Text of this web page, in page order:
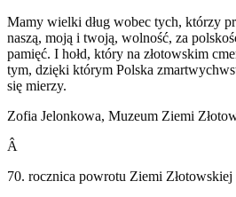
Mamy wielki dług wobec tych, którzy
naszą, moją i twoją, wolność, za
pamięć. I hołd, który na złotowskim
tym, dzięki którym Polska
się mierzy.
Zofia Jelonkowa, Muzeum Ziemi
Â
70. rocznica powrotu Ziemi